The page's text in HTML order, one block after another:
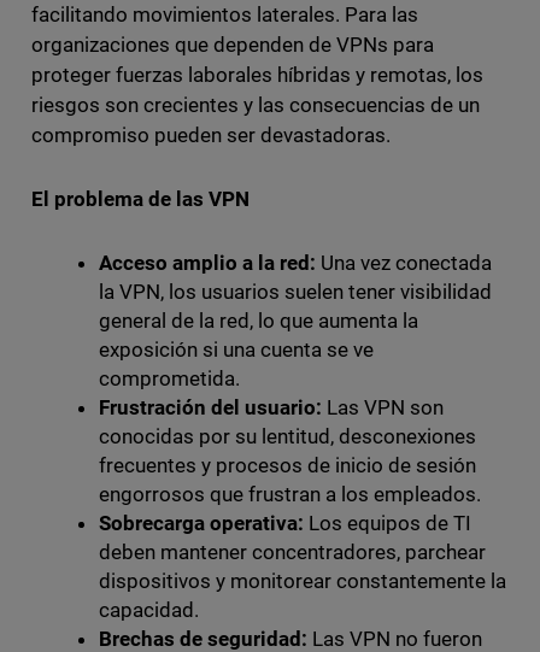
facilitando movimientos laterales. Para las
organizaciones que dependen de VPNs para
proteger fuerzas laborales híbridas y remotas, los
riesgos son crecientes y las consecuencias de un
compromiso pueden ser devastadoras.
El problema de las VPN
Acceso amplio a la red: Una vez conectada
la VPN, los usuarios suelen tener visibilidad
general de la red, lo que aumenta la
exposición si una cuenta se ve
comprometida.
Frustración del usuario: Las VPN son
conocidas por su lentitud, desconexiones
frecuentes y procesos de inicio de sesión
engorrosos que frustran a los empleados.
Sobrecarga operativa: Los equipos de TI
deben mantener concentradores, parchear
dispositivos y monitorear constantemente la
capacidad.
Brechas de seguridad: Las VPN no fueron